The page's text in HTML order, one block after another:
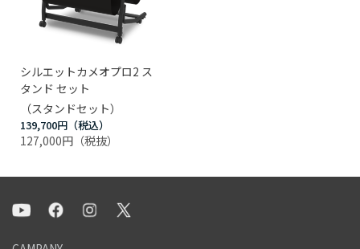
シルエットカメオプロ2 ス
タンド セット
（スタンドセット）
139,700円
127,000円